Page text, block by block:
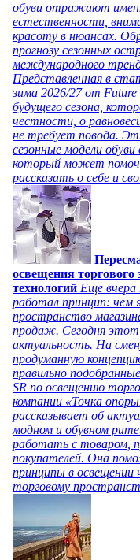
обуви отражают
естественности,
красоту в нюансах.
прогнозу сезонных
международного
Представленная в
зима 2026/27 от Future
будущего сезона,
честности, о
не требует повода.
сезонные модели
который может
рассказать о себе и
освещения торгового
технологий Еще вчера
работал принцип: чем
пространство
продаж. Сегодня
актуальность. На
продуманную
правильно
SR по освещению
компании «Точка
рассказывает об
модном и обувном
работать с товаром,
покупателей. Она
принципы в освещении
торговому